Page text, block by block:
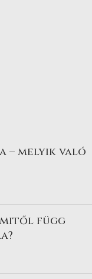
– melyik való
mitől függ